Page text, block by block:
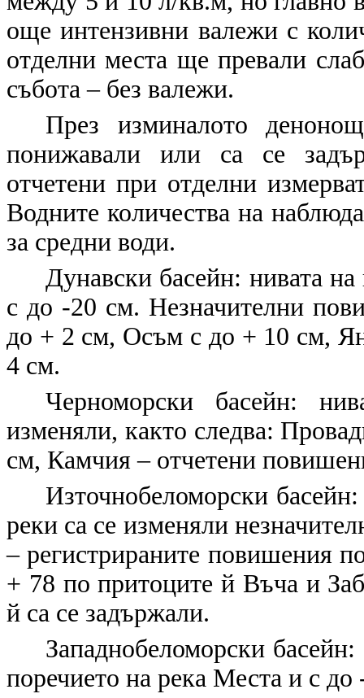
още интензивни валежи с
отделни места ще превали
събота – без валежи.
През изминалото
понижавали или са се
отчетени при отделни
Водните количества на
за средни води.
Дунавски басейн: нивата
с до -20 см. Незначителни
до + 2 см, Осъм с до + 10 см,
4 см.
Черноморски басейн:
изменяли, както следва:
см, Камчия – отчетени
Източнобеломорски басейн:
реки са се изменяли
– регистрираните повишения
+ 78 по притоците й Въча и
й са се задържали.
Западнобеломорски басейн:
поречието на река Места и с